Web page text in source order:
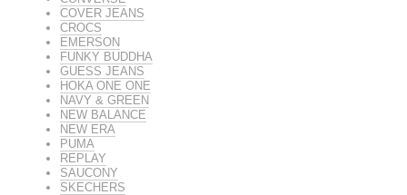
COVER JEANS
CROCS
EMERSON
FUNKY BUDDHA
GUESS JEANS
HOKA ONE ONE
NAVY & GREEN
NEW BALANCE
NEW ERA
PUMA
REPLAY
SAUCONY
SKECHERS